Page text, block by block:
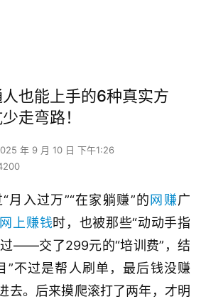
也能上手的6种真实方
走弯路！
年 9 月 10 日 下午1:26
月入过万”“在家躺赚”的 网赚广
网上赚钱时，也被那些“动动手指
过——交了299元的“培训费”，结
”不过是帮人刷单，最后钱没赚
去。后来摸爬滚打了两年，才明